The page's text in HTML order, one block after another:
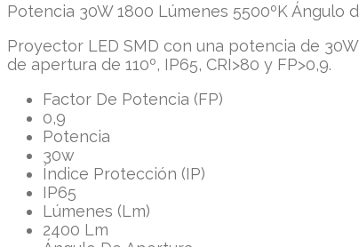
Potencia 30W 1800 Lúmenes 5500ºK Ángulo
Proyector LED SMD con una potencia de
de apertura de 110º, IP65, CRI>80 y FP>0,9.
Factor De Potencia (FP)
0,9
Potencia
30w
Índice Protección (IP)
IP65
Lúmenes (Lm)
2400 Lm